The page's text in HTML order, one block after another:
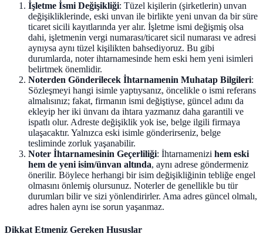
İşletme İsmi Değişikliği: Tüzel kişilerin (şirketlerin) unvan
değişikliklerinde, eski unvan ile birlikte yeni unvan da bir süre
ticaret sicili kayıtlarında yer alır. İşletme ismi değişmiş olsa
dahi, işletmenin vergi numarası/ticaret sicil numarası ve adresi
aynıysa aynı tüzel kişilikten bahsediyoruz. Bu gibi
durumlarda, noter ihtarnamesinde hem eski hem yeni isimleri
belirtmek önemlidir.
Noterden Gönderilecek İhtarnamenin Muhatap Bilgileri:
Sözleşmeyi hangi isimle yaptıysanız, öncelikle o ismi referans
almalısınız; fakat, firmanın ismi değiştiyse, güncel adını da
ekleyip her iki ünvanı da ihtara yazmanız daha garantili ve
ispatlı olur. Adreste değişiklik yok ise, belge ilgili firmaya
ulaşacaktır. Yalnızca eski isimle gönderirseniz, belge
tesliminde zorluk yaşanabilir.
Noter İhtarnamesinin Geçerliliği: İhtarnamenizi hem eski
hem de yeni isim/ünvan altında, aynı adrese göndermeniz
önerilir. Böylece herhangi bir isim değişikliğinin tebliğe engel
olmasını önlemiş olursunuz. Noterler de genellikle bu tür
durumları bilir ve sizi yönlendirirler. Ama adres güncel olmalı,
adres halen aynı ise sorun yaşanmaz.
Dikkat Etmeniz Gereken Hususlar